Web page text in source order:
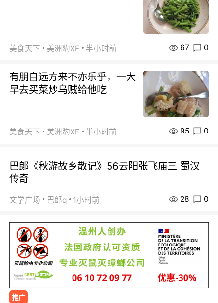
美食天下 美洲豹XF 半小时前 67 0
有朋自远方来不亦乐乎，一大
早去买菜炒乌贼给他吃
美食天下 美洲豹XF 半小时前 95 0
巴郞《秋游故乡散记》56云阳张飞庙三 蜀汉
传奇
文学广场 巴郞q 1小时前 28 0
推广